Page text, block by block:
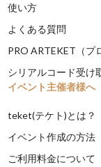
使い方
よくある質問
PRO ARTEKET（プ
シリアルコード受け
イベント主催者様へ
teket(テケト)とは？
イベント作成の方法
ご利用料金について